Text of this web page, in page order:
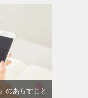
のあらすじと